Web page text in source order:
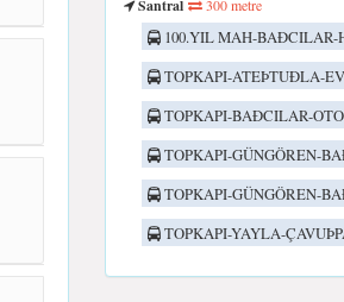
Santral
300 metre
100.YIL MAH-BAÐCILAR-
TOPKAPI-ATEÞTUÐLA-
TOPKAPI-BAÐCILAR-
TOPKAPI-GÜNGÖREN-
TOPKAPI-GÜNGÖREN-
TOPKAPI-YAYLA-